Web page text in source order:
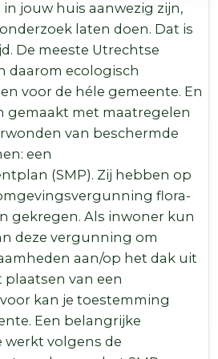
jouw huis aanwezig zijn,
laten doen. Dat is
De meeste Utrechtse
daarom ecologisch
voor de héle gemeente. En
gemaakt met maatregelen
van beschermde
een
(SMP). Zij hebben op
flora-
gekregen. Als inwoner kun
deze vergunning om
aan/op het dak uit
plaatsen van een
kan je toestemming
Een belangrijke
werkt volgens de